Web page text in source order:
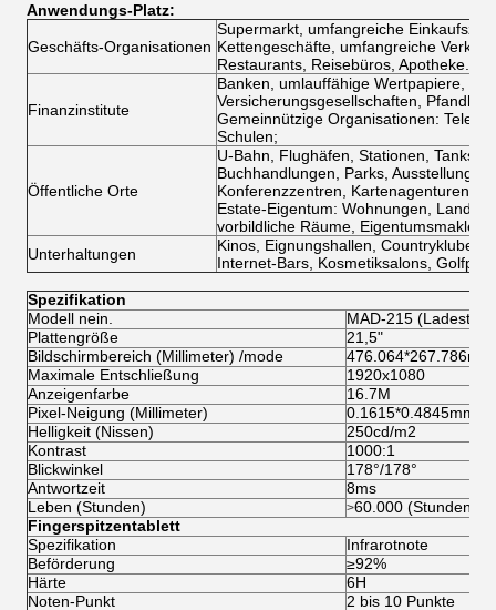
Anwendungs-Platz:
Geschäfts-Organisationen
Supermarkt, umfangreiche
Kettengeschäfte, umfangreiche
Restaurants, Reisebüros, Apotheke.
Finanzinstitute
Banken, umlauffähige Wertpapiere,
Versicherungsgesellschaften,
Gemeinnützige Organisationen:
Schulen;
Öffentliche Orte
U-Bahn, Flughäfen, Stationen,
Buchhandlungen, Parks,
Konferenzzentren, Kartenagenturen,
Estate-Eigentum: Wohnungen,
vorbildliche Räume, Eigentumsmakler;
Unterhaltungen
Kinos, Eignungshallen, Countryklube,
Internet-Bars, Kosmetiksalons,
Spezifikation
Modell nein.
MAD-215
Plattengröße
21,5"
Bildschirmbereich (Millimeter) /mode
476.064*267.786mm
Maximale Entschließung
1920x1080
Anzeigenfarbe
16.7M
Pixel-Neigung (Millimeter)
0.1615*0.4845mm
Helligkeit (Nissen)
250cd/m2
Kontrast
1000:1
Blickwinkel
178°/178°
Antwortzeit
8ms
Leben (Stunden)
>60.000 (Stunden)
Fingerspitzentablett
Spezifikation
Infrarotnote
Beförderung
≥92%
Härte
6H
Noten-Punkt
2 bis 10 Punkte